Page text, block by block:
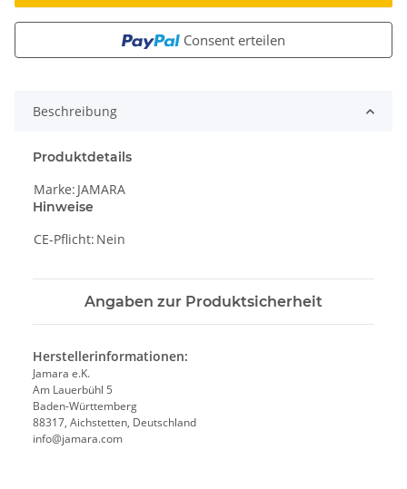
Consent erteilen
Beschreibung
Produktdetails
Marke: JAMARA
Hinweise
CE-Pflicht: Nein
Angaben zur Produktsicherheit
Herstellerinformationen:
Jamara e.K.
Am Lauerbühl 5
Baden-Württemberg
88317, Aichstetten, Deutschland
info@jamara.com